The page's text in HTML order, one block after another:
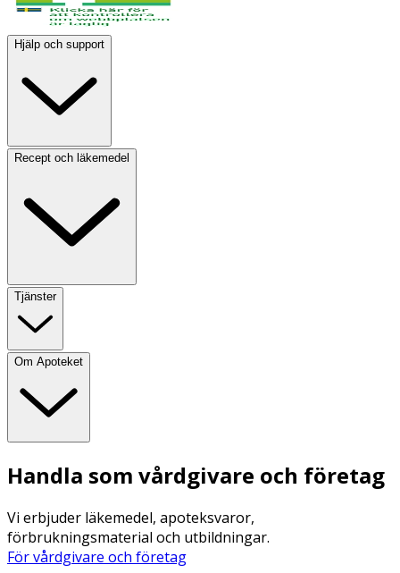
Hjälp och support
Recept och läkemedel
Tjänster
Om Apoteket
Handla som vårdgivare och företag
Vi erbjuder läkemedel, apoteksvaror,
förbrukningsmaterial och utbildningar.
För vårdgivare och företag